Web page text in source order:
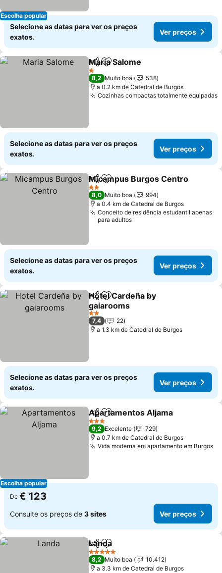
Escolha popular
Selecione as datas para ver os preços
exatos.
Ver preços
PartilharAdicionar aos favoritos
Maria Salome
1 Estrelas
8,2 Muito boa
538
a 0.2 km de Catedral de Burgos
Cozinhas compactas totalmente equipadas
Selecione as datas para ver os preços
exatos.
Ver preços
PartilharAdicionar aos favoritos
Micampus Burgos Centro
2 Estrelas
8,0 Muito boa
994
a 0.4 km de Catedral de Burgos
Conceito de residência estudantil apenas
para adultos
Selecione as datas para ver os preços
exatos.
Ver preços
PartilharAdicionar aos favoritos
Hotel Cardeña by
gaiarooms
Ver preços
2 Estrelas
7,4
22
a 1.3 km de Catedral de Burgos
Selecione as datas para ver os preços
exatos.
Ver preços
Escolha popular
PartilharAdicionar aos favoritos
Apartamentos Aljama
3 Estrelas
9,2 Excelente
729
a 0.7 km de Catedral de Burgos
Vida moderna em apartamento em Burgos
De € 123
Consulte os preços de 3 sites Ver preços
PartilharAdicionar aos favoritos
Landa
5 Estrelas
8,2 Muito boa
10.412
a 3.3 km de Catedral de Burgos